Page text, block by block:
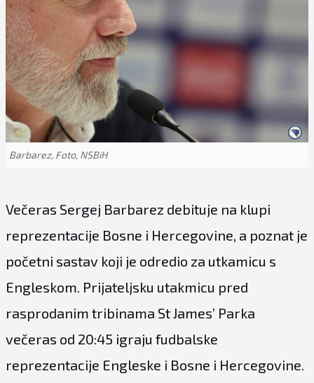
Barbarez, Foto, NSBiH
Večeras Sergej Barbarez debituje na klupi
reprezentacije Bosne i Hercegovine, a poznat je
početni sastav koji je odredio za utkamicu s
Engleskom. Prijateljsku utakmicu pred
rasprodanim tribinama St James’ Parka
večeras od 20:45 igraju fudbalske
reprezentacije Engleske i Bosne i Hercegovine.